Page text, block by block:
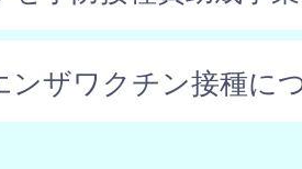
ンザワクチン接種に